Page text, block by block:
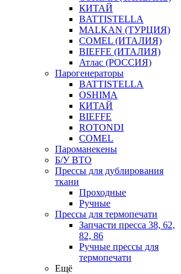
КИТАЙ
BATTISTELLA
MALKAN (ТУРЦИЯ)
COMEL (ИТАЛИЯ)
BIEFFE (ИТАЛИЯ)
Атлас (РОССИЯ)
Парогенераторы
BATTISTELLA
OSHIMA
КИТАЙ
BIEFFE
ROTONDI
COMEL
Пароманекены
Б/У ВТО
Прессы для дублирования
ткани
Проходные
Ручные
Прессы для термопечати
Запчасти пресса 38, 62,
82, 86
Ручные прессы для
термопечати
Ещё